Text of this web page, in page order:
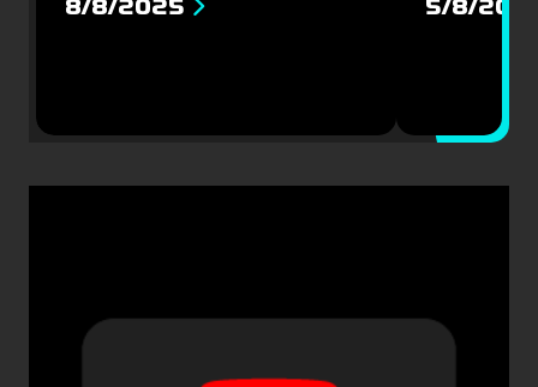
8/8/2025
5/8/